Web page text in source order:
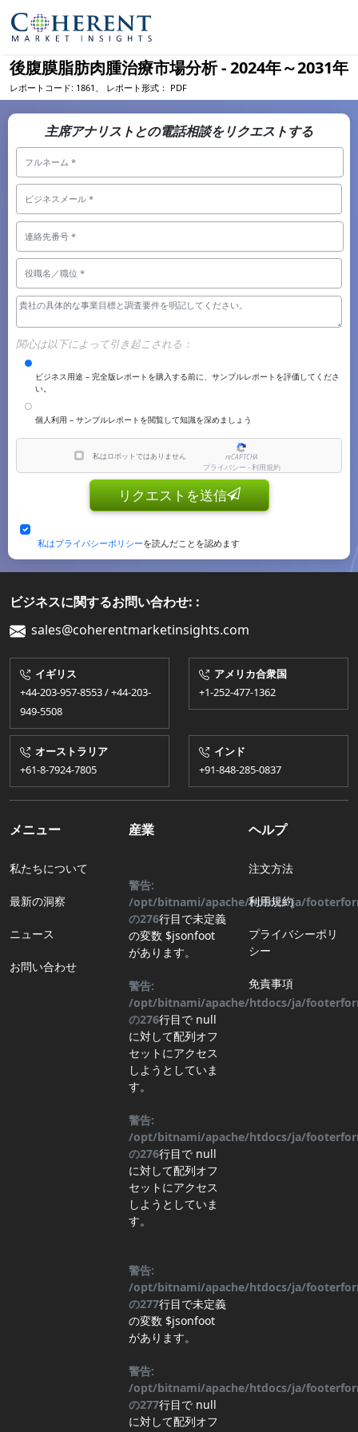
後腹膜脂肪肉腫治療市場分析 - 2024年～2031年
レポートコード: 1861、 レポート形式： PDF
主席アナリストとの電話相談をリクエストする
関心は以下によって引き起こされる：
ビジネス用途 – 完全版レポートを購入する前に、サンプルレポートを評価してくださ
い。
個人利用 – サンプルレポートを閲覧して知識を深めましょう
私はロボットではありません reCAPTCHA
プライバシー - 利用規約
リクエストを送信
私はプライバシーポリシーを読んだことを認めます
ビジネスに関するお問い合わせ: :
sales@coherentmarketinsights.com
イギリス
+44-203-957-8553 / +44-203-
949-5508
アメリカ合衆国
+1-252-477-1362
オーストラリア
+61-8-7924​​-7805
インド
+91-848-285-0837
メニュー
私たちについて
最新の洞察
ニュース
お問い合わせ
産業
警告:
/opt/bitnami/apache/htdocs/ja/
の276行目で未定義
の変数 $jsonfoot
があります。
警告:
/opt/bitnami/apache/htdocs/ja/
の276行目で null
に対して配列オフ
セットにアクセス
しようとしていま
す。
警告:
/opt/bitnami/apache/htdocs/ja/
の276行目で null
に対して配列オフ
セットにアクセス
しようとしていま
す。
警告:
/opt/bitnami/apache/htdocs/ja/
の277行目で未定義
の変数 $jsonfoot
があります。
警告:
/opt/bitnami/apache/htdocs/ja/
の277行目で null
に対して配列オフ
ヘルプ
注文方法
利用規約
プライバシーポリ
シー
免責事項